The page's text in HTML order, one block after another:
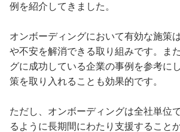
例を紹介してきました。
オンボーディングにおいて有効な施策
や不安を解消できる取り組みです。ま
グに成功している企業の事例を参考に
策を取り入れることも効果的です。
ただし、オンボーディングは全社単位
るように長期間にわたり支援すること